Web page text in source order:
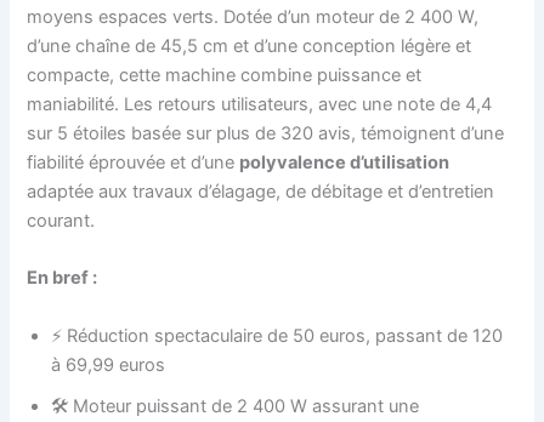
moyens espaces verts. Dotée d’un moteur de 2 400 W,
d’une chaîne de 45,5 cm et d’une conception légère et
compacte, cette machine combine puissance et
maniabilité. Les retours utilisateurs, avec une note de 4,4
sur 5 étoiles basée sur plus de 320 avis, témoignent d’une
fiabilité éprouvée et d’une polyvalence d’utilisation
adaptée aux travaux d’élagage, de débitage et d’entretien
courant.
En bref :
⚡ Réduction spectaculaire de 50 euros, passant de 120
à 69,99 euros
🛠️ Moteur puissant de 2 400 W assurant une